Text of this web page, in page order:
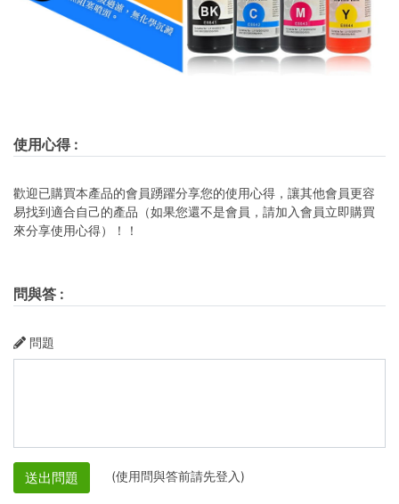
使用心得:
歡迎已購買本產品的會員踴躍分享您的使用心得，讓其他會員更容
易找到適合自己的產品（如果您還不是會員，請加入會員立即購買
來分享使用心得）！！
問與答 :
問題
送出問題 (使用問與答前請先登入)